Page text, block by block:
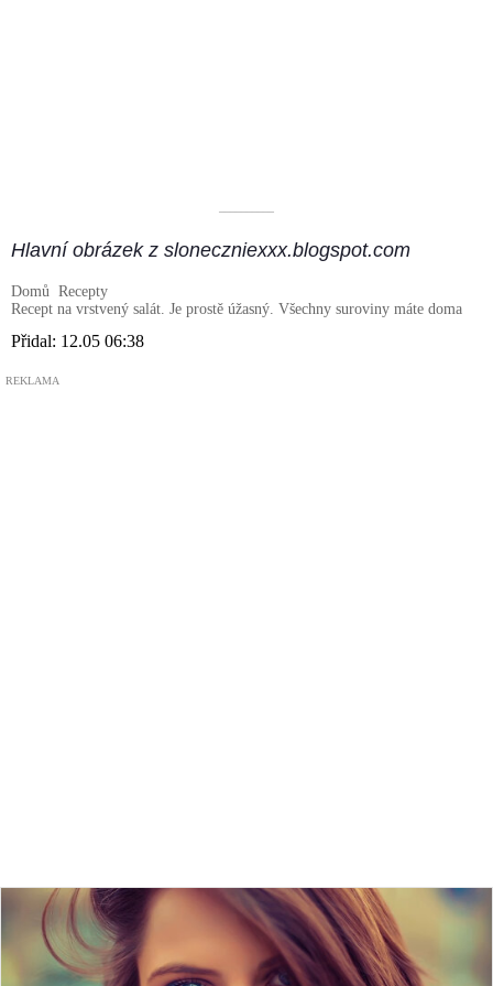
––––––––––
Hlavní obrázek z sloneczniexxx.blogspot.com
Domů Recepty
Recept na vrstvený salát. Je prostě úžasný. Všechny suroviny máte doma
Přidal: 12.05 06:38
REKLAMA